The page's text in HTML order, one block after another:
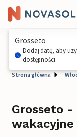
Grosseto
Dodaj datę, aby
dostępności
Strona główna
Grosseto
wakacyjne